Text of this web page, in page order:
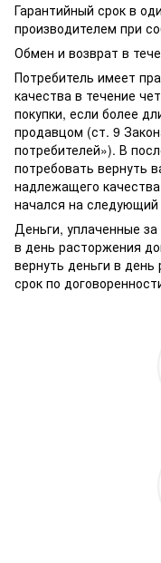
Гарантийный срок в
производителем при
Обмен и возврат в
Потребитель имеет
качества в течение
покупки, если более
продавцом (ст. 9
потребителей»). В
потребовать вернуть
надлежащего
начался на следующий
Деньги, уплаченные
в день расторжения
вернуть деньги в
срок по